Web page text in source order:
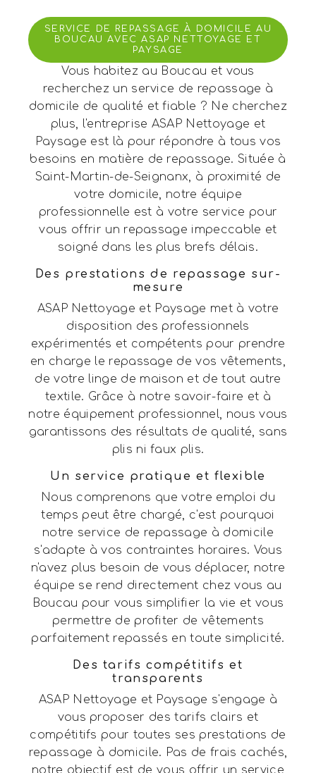
SERVICE DE REPASSAGE À DOMICILE AU
BOUCAU AVEC ASAP NETTOYAGE ET
PAYSAGE
Vous habitez au Boucau et vous
recherchez un service de repassage à
domicile de qualité et fiable ? Ne cherchez
plus, l'entreprise ASAP Nettoyage et
Paysage est là pour répondre à tous vos
besoins en matière de repassage. Située à
Saint-Martin-de-Seignanx, à proximité de
votre domicile, notre équipe
professionnelle est à votre service pour
vous offrir un repassage impeccable et
soigné dans les plus brefs délais.
Des prestations de repassage sur-
mesure
ASAP Nettoyage et Paysage met à votre
disposition des professionnels
expérimentés et compétents pour prendre
en charge le repassage de vos vêtements,
de votre linge de maison et de tout autre
textile. Grâce à notre savoir-faire et à
notre équipement professionnel, nous vous
garantissons des résultats de qualité, sans
plis ni faux plis.
Un service pratique et flexible
Nous comprenons que votre emploi du
temps peut être chargé, c'est pourquoi
notre service de repassage à domicile
s'adapte à vos contraintes horaires. Vous
n'avez plus besoin de vous déplacer, notre
équipe se rend directement chez vous au
Boucau pour vous simplifier la vie et vous
permettre de profiter de vêtements
parfaitement repassés en toute simplicité.
Des tarifs compétitifs et
transparents
ASAP Nettoyage et Paysage s'engage à
vous proposer des tarifs clairs et
compétitifs pour toutes ses prestations de
repassage à domicile. Pas de frais cachés,
notre objectif est de vous offrir un service